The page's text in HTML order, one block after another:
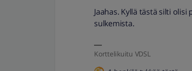
Jaahas. Kyllä tästä silti
sulkemista.
Korttelikuitu VDSL